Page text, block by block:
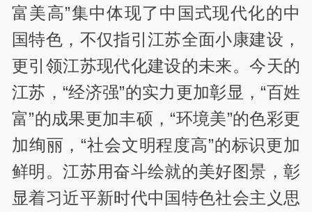
富美高”集中体现了中国式现代化的中
国特色，不仅指引江苏全面小康建设，
更引领江苏现代化建设的未来。今天的
江苏，“经济强”的实力更加彰显，“百姓
富”的成果更加丰硕，“环境美”的色彩更
加绚丽，“社会文明程度高”的标识更加
鲜明。江苏用奋斗绘就的美好图景，彰
显着习近平新时代中国特色社会主义思